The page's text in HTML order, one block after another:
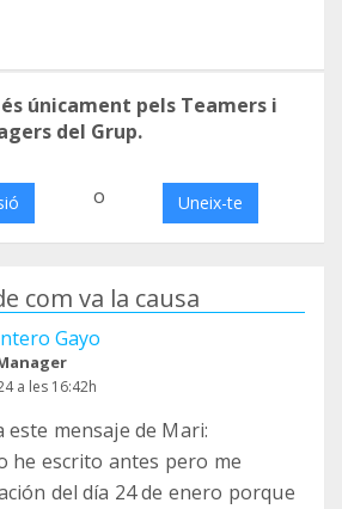
únicament pels Teamers i
del Grup.
o Uneix-te
com va la causa
Gayo
a les 16:42h
este mensaje de Mari:
he escrito antes pero me
del día 24 de enero porque